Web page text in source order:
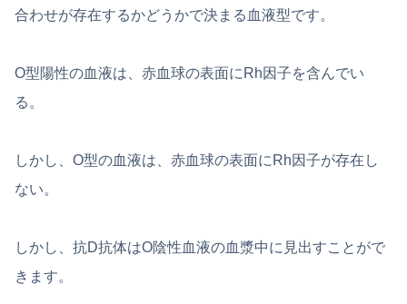
合わせが存在するかどうかで決まる血液型です。
O型陽性の血液は、赤血球の表面にRh因子を含んでい
る。
しかし、O型の血液は、赤血球の表面にRh因子が存在し
ない。
しかし、抗D抗体はO陰性血液の血漿中に見出すことがで
きます。